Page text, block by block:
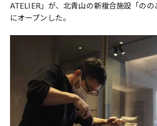
ATELIER」が、北青山の新複合施設「の
にオープンした。